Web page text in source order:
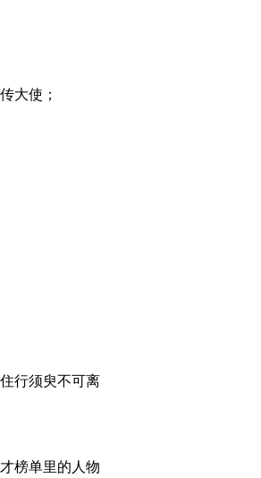
大使；
行须臾不可离
榜单里的人物